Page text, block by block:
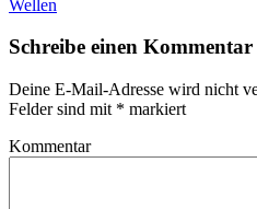
Wellen
Schreibe einen Kommentar
Deine E-Mail-Adresse wird nicht
Felder sind mit * markiert
Kommentar